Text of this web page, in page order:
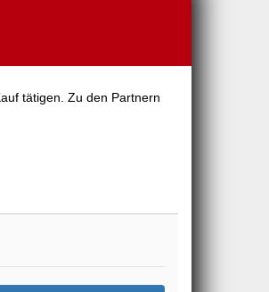
tätigen. Zu den Partnern